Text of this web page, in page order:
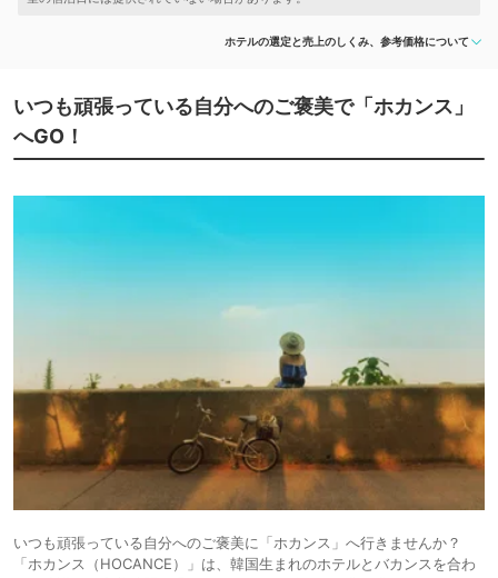
ホテルの選定と売上のしくみ、参考価格について
いつも頑張っている自分へのご褒美で「ホカンス」
へGO！
いつも頑張っている自分へのご褒美に「ホカンス」へ行きませんか？
「ホカンス（HOCANCE）」は、韓国生まれのホテルとバカンスを合わ